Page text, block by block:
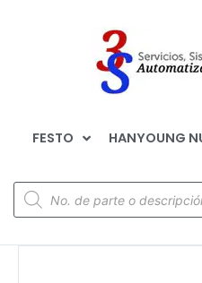
FESTO HANYOUNG